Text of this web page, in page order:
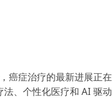
癌症治疗的最新进展正在
、个性化医疗和 AI 驱动